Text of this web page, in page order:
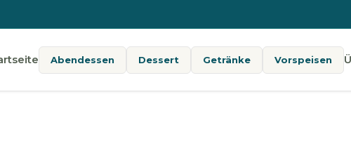
Abendessen Dessert Getränke Vorspeisen